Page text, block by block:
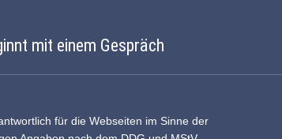
mit einem Gespräch
für die Webseiten im Sinne der